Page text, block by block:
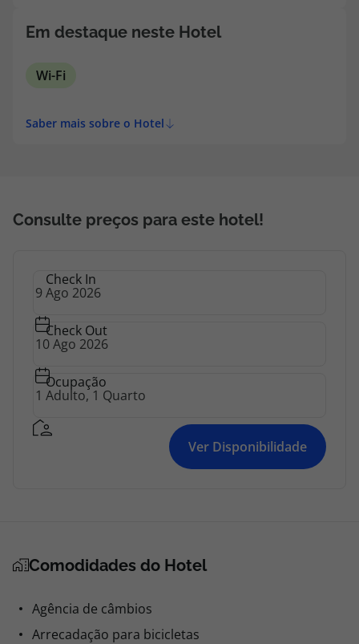
Em destaque neste Hotel
Wi-Fi
Saber mais sobre o Hotel
Consulte preços para este hotel!
Check In
Check Out
Ocupação
Ver Disponibilidade
Comodidades do Hotel
Agência de câmbios
Arrecadação para bicicletas